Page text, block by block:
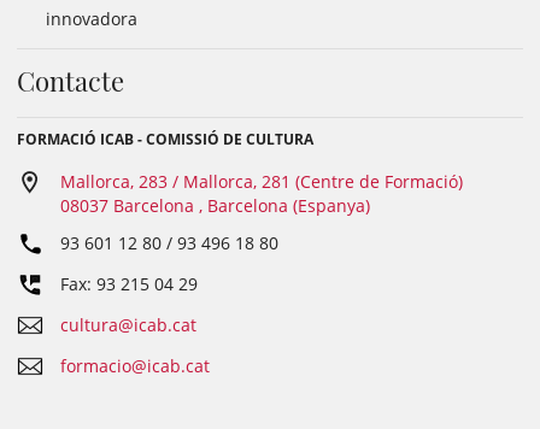
innovadora
Contacte
FORMACIÓ ICAB - COMISSIÓ DE CULTURA
Mallorca, 283 / Mallorca, 281 (Centre de Formació)
08037 Barcelona , Barcelona (Espanya)
93 601 12 80 / 93 496 18 80
Fax: 93 215 04 29
cultura@icab.cat
formacio@icab.cat